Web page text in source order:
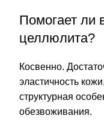
Помогает ли
целлюлита?
Косвенно.
эластичность
структурная
обезвоживания.